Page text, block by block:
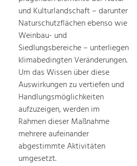
und Kulturlandschaft – darunter
Naturschutzflächen ebenso wie
Weinbau- und
Siedlungsbereiche – unterliegen
klimabedingten Veränderungen.
Um das Wissen über diese
Auswirkungen zu vertiefen und
Handlungsmöglichkeiten
aufzuzeigen, werden im
Rahmen dieser Maßnahme
mehrere aufeinander
abgestimmte Aktivitäten
umgesetzt.